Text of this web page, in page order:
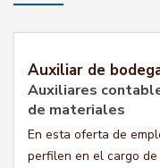
Auxiliar de
Auxiliares
de materiales
En esta oferta de
perfilen en el cargo de